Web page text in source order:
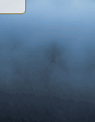
Esperienza